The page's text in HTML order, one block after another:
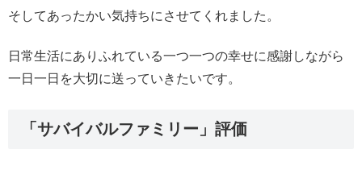
そしてあったかい気持ちにさせてくれました。
日常生活にありふれている一つ一つの幸せに感謝しながら
一日一日を大切に送っていきたいです。
「サバイバルファミリー」評価